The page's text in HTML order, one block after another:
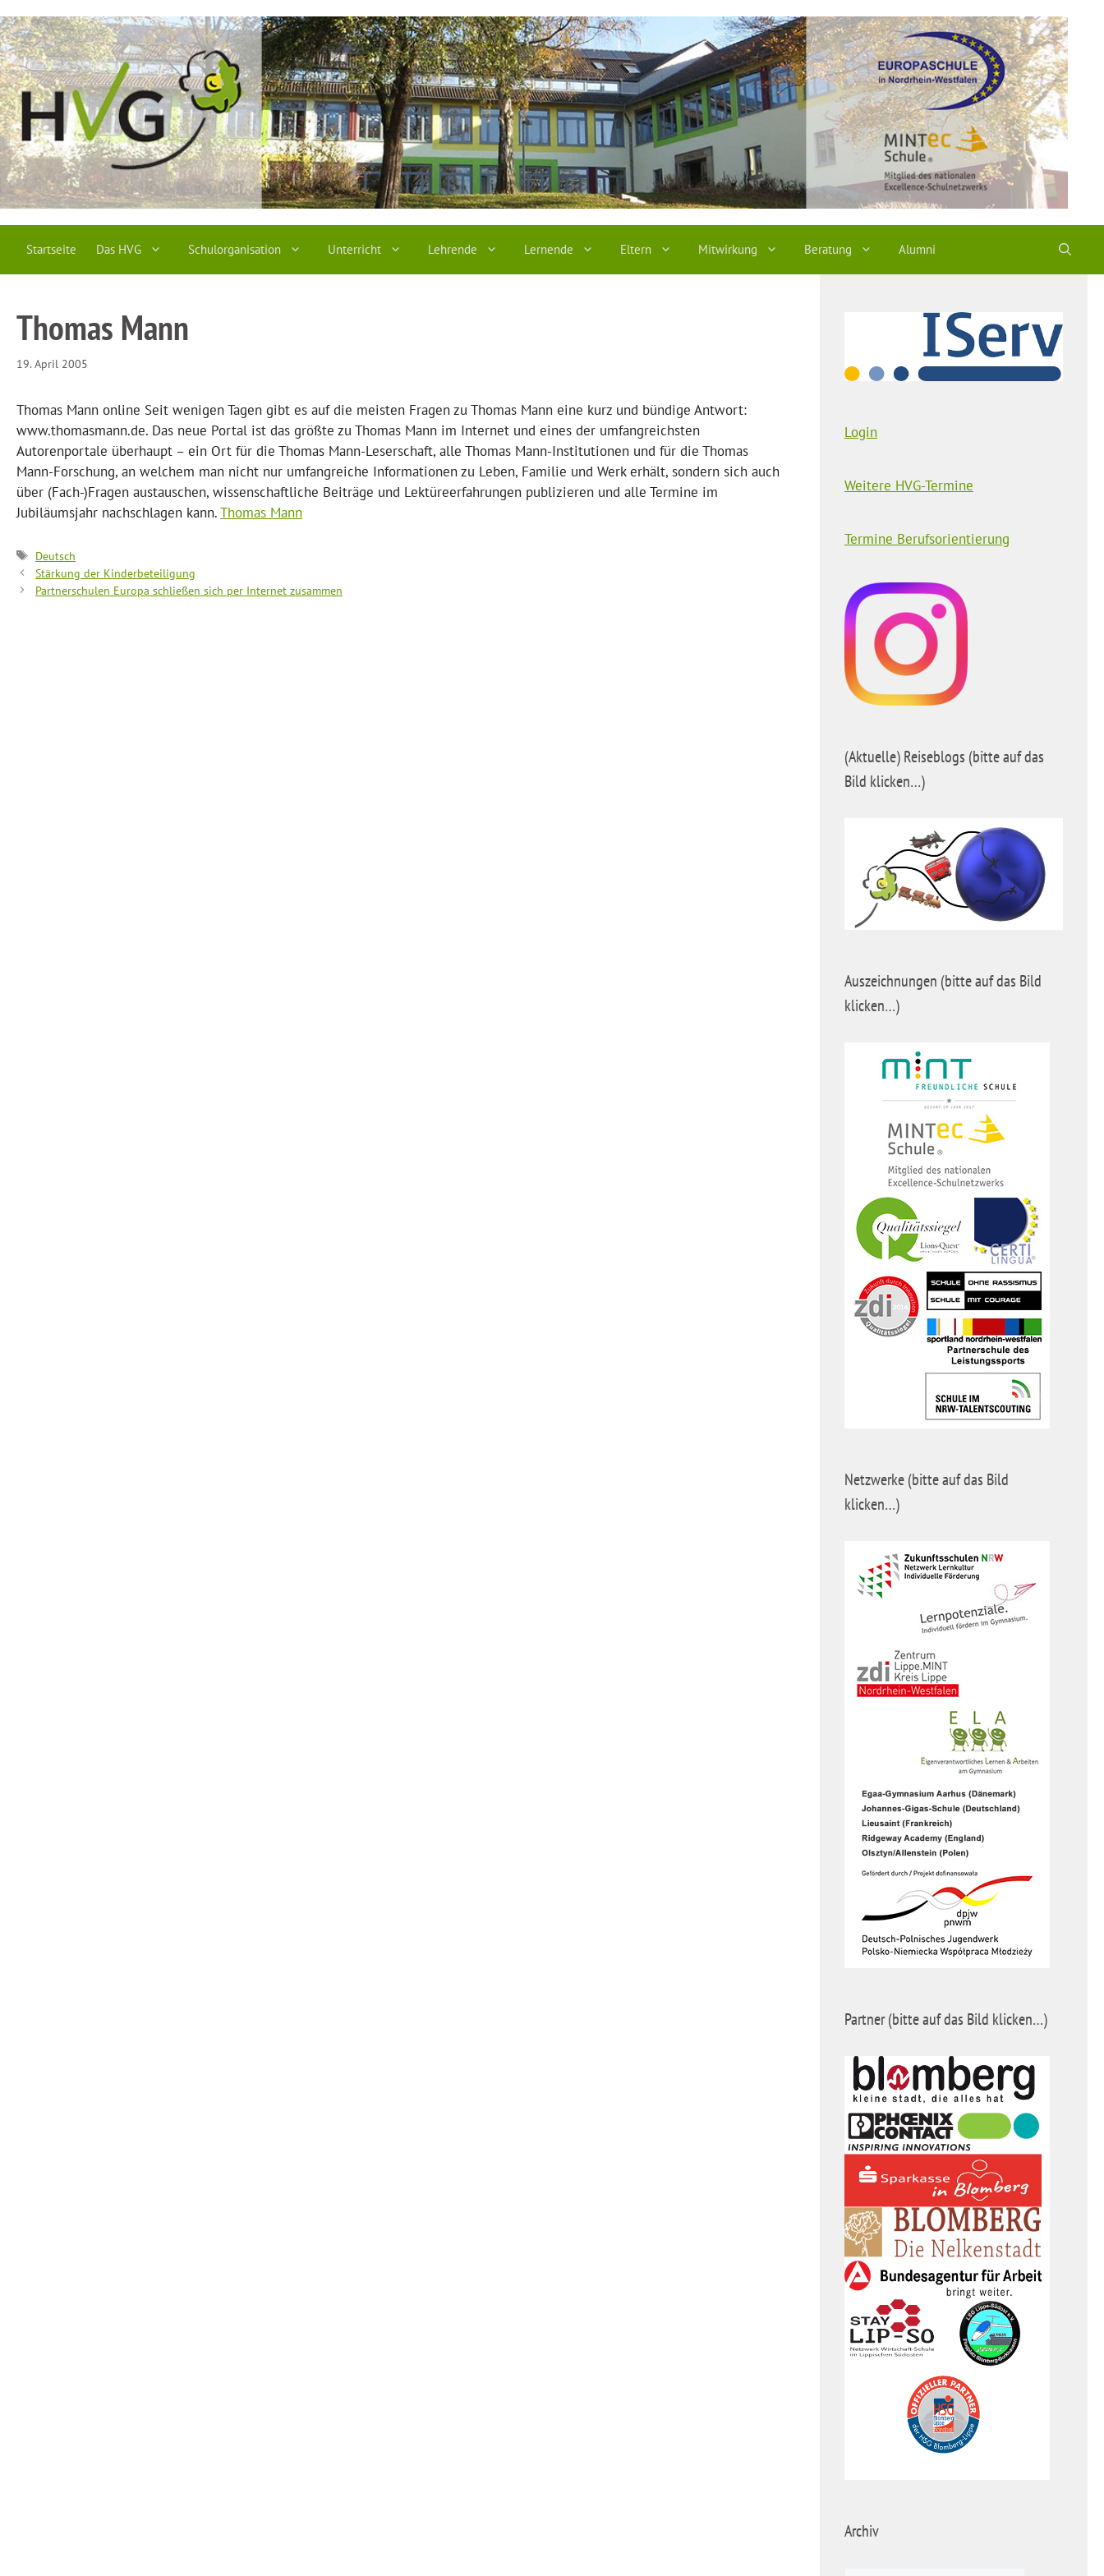
Inhalt
springen
Startseite Das HVG Schulorganisation Unterricht Lehrende Lernende Eltern Mitwirkung Beratung Alumni
Thomas Mann
19. April 2005
Thomas Mann online Seit wenigen Tagen gibt es auf die meisten Fragen zu Thomas Mann eine kurz und bündige Antwort:
www.thomasmann.de. Das neue Portal ist das größte zu Thomas Mann im Internet und eines der umfangreichsten
Autorenportale überhaupt – ein Ort für die Thomas Mann-Leserschaft, alle Thomas Mann-Institutionen und für die Thomas
Mann-Forschung, an welchem man nicht nur umfangreiche Informationen zu Leben, Familie und Werk erhält, sondern sich auch
über (Fach-)Fragen austauschen, wissenschaftliche Beiträge und Lektüreerfahrungen publizieren und alle Termine im
Jubiläumsjahr nachschlagen kann.Thomas Mann
Schlagwörter
Deutsch
Stärkung der Kinderbeteiligung
Partnerschulen Europa schließen sich per Internet zusammen
Login
Weitere HVG-Termine
Termine Berufsorientierung
(Aktuelle) Reiseblogs (bitte auf das
Bild klicken…)
Auszeichnungen (bitte auf das Bild
klicken…)
Netzwerke (bitte auf das Bild
klicken…)
Partner (bitte auf das Bild klicken…)
Archiv